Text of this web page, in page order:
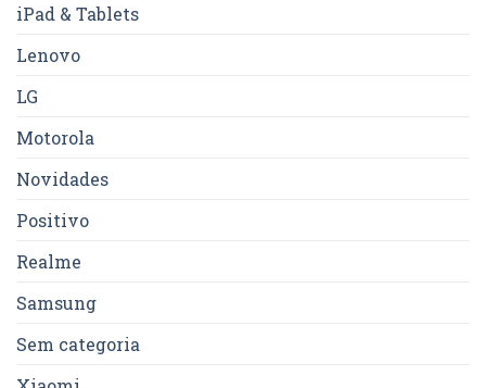
iPad & Tablets
Lenovo
LG
Motorola
Novidades
Positivo
Realme
Samsung
Sem categoria